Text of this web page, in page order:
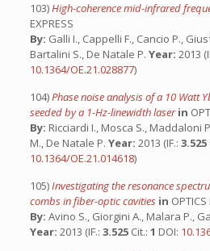
103)High-coherence mid-infrared
EXPRESS
By: Galli I., Cappelli F., Cancio P.,
Bartalini S., De Natale P. Year: 2013
10.1364/OE.21.028877)
104)Phase noise analysis of a 10 Watt
seeded by a 1-Hz-linewidth laserin
By: Ricciardi I., Mosca S., Maddaloni
M., De Natale P. Year: 2013 (IF.: 3.525
10.1364/OE.21.014618)
105)Investigating the resonance
combs in fiber-optic cavities in OPTICS
By: Avino S., Giorgini A., Malara P.,
Year: 2013 (IF.: 3.525 Cit.: 1 DOI: